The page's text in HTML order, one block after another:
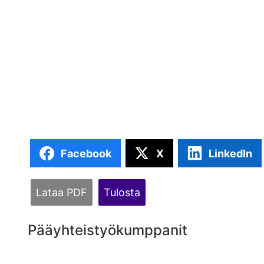
Facebook X LinkedIn
Lataa PDF Tulosta
Pääyhteistyökumppanit